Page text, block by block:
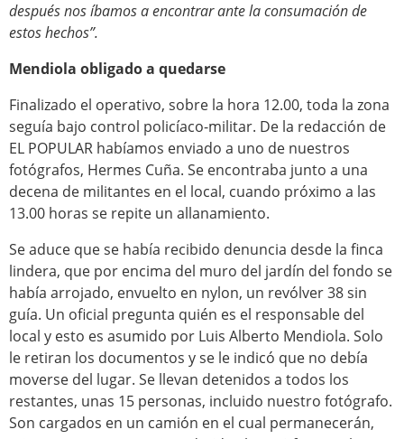
después nos íbamos a encontrar ante la consumación de
estos hechos”.
Mendiola obligado a quedarse
Finalizado el operativo, sobre la hora 12.00, toda la zona
seguía bajo control policíaco-militar. De la redacción de
EL POPULAR habíamos enviado a uno de nuestros
fotógrafos, Hermes Cuña. Se encontraba junto a una
decena de militantes en el local, cuando próximo a las
13.00 horas se repite un allanamiento.
Se aduce que se había recibido denuncia desde la finca
lindera, que por encima del muro del jardín del fondo se
había arrojado, envuelto en nylon, un revólver 38 sin
guía. Un oficial pregunta quién es el responsable del
local y esto es asumido por Luis Alberto Mendiola. Solo
le retiran los documentos y se le indicó que no debía
moverse del lugar. Se llevan detenidos a todos los
restantes, unas 15 personas, incluido nuestro fotógrafo.
Son cargados en un camión en el cual permanecerán,